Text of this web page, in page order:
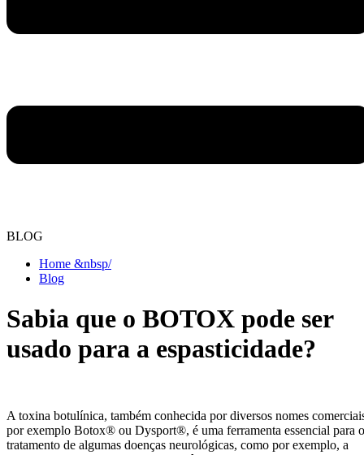
BLOG
Home &nbsp/
Blog
Sabia que o BOTOX pode ser
usado para a espasticidade?
A toxina botulínica, também conhecida por diversos nomes
por exemplo Botox® ou Dysport®, é uma ferramenta essencial para o
tratamento de algumas doenças neurológicas, como por exemplo, a